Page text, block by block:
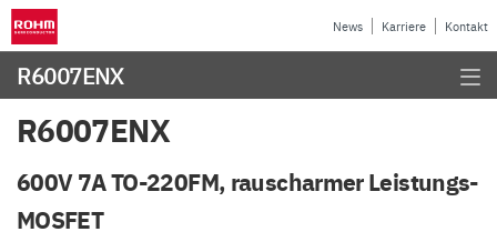
News Karriere Kontakt
R6007ENX
R6007ENX
600V 7A TO-220FM, rauscharmer Leistungs-
MOSFET